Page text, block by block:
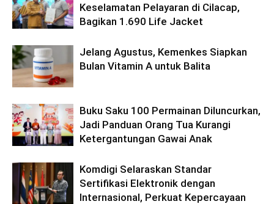
Keselamatan Pelayaran di Cilacap,
Bagikan 1.690 Life Jacket
Jelang Agustus, Kemenkes Siapkan
Bulan Vitamin A untuk Balita
Buku Saku 100 Permainan Diluncurkan,
Jadi Panduan Orang Tua Kurangi
Ketergantungan Gawai Anak
Komdigi Selaraskan Standar
Sertifikasi Elektronik dengan
Internasional, Perkuat Kepercayaan